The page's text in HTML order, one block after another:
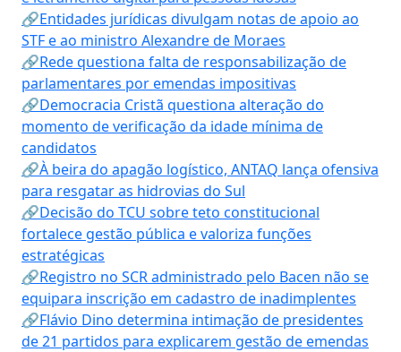
🔗Entidades jurídicas divulgam notas de apoio ao
STF e ao ministro Alexandre de Moraes
🔗Rede questiona falta de responsabilização de
parlamentares por emendas impositivas
🔗Democracia Cristã questiona alteração do
momento de verificação da idade mínima de
candidatos
🔗À beira do apagão logístico, ANTAQ lança ofensiva
para resgatar as hidrovias do Sul
🔗Decisão do TCU sobre teto constitucional
fortalece gestão pública e valoriza funções
estratégicas
🔗Registro no SCR administrado pelo Bacen não se
equipara inscrição em cadastro de inadimplentes
🔗Flávio Dino determina intimação de presidentes
de 21 partidos para explicarem gestão de emendas